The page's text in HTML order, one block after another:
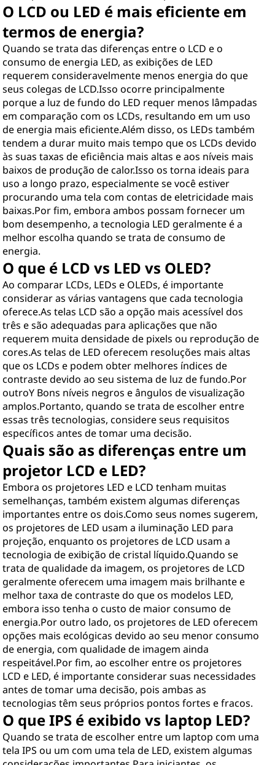
O LCD ou LED é mais eficiente em
termos de energia?
Quando se trata das diferenças entre o LCD e o
consumo de energia LED, as exibições de LED
requerem consideravelmente menos energia do que
seus colegas de LCD.Isso ocorre principalmente
porque a luz de fundo do LED requer menos lâmpadas
em comparação com os LCDs, resultando em um uso
de energia mais eficiente.Além disso, os LEDs também
tendem a durar muito mais tempo que os LCDs devido
às suas taxas de eficiência mais altas e aos níveis mais
baixos de produção de calor.Isso os torna ideais para
uso a longo prazo, especialmente se você estiver
procurando uma tela com contas de eletricidade mais
baixas.Por fim, embora ambos possam fornecer um
bom desempenho, a tecnologia LED geralmente é a
melhor escolha quando se trata de consumo de
energia.
O que é LCD vs LED vs OLED?
Ao comparar LCDs, LEDs e OLEDs, é importante
considerar as várias vantagens que cada tecnologia
oferece.As telas LCD são a opção mais acessível dos
três e são adequadas para aplicações que não
requerem muita densidade de pixels ou reprodução de
cores.As telas de LED oferecem resoluções mais altas
que os LCDs e podem obter melhores índices de
contraste devido ao seu sistema de luz de fundo.Por
outroY Bons níveis negros e ângulos de visualização
amplos.Portanto, quando se trata de escolher entre
essas três tecnologias, considere seus requisitos
específicos antes de tomar uma decisão.
Quais são as diferenças entre um
projetor LCD e LED?
Embora os projetores LED e LCD tenham muitas
semelhanças, também existem algumas diferenças
importantes entre os dois.Como seus nomes sugerem,
os projetores de LED usam a iluminação LED para
projeção, enquanto os projetores de LCD usam a
tecnologia de exibição de cristal líquido.Quando se
trata de qualidade da imagem, os projetores de LCD
geralmente oferecem uma imagem mais brilhante e
melhor taxa de contraste do que os modelos LED,
embora isso tenha o custo de maior consumo de
energia.Por outro lado, os projetores de LED oferecem
opções mais ecológicas devido ao seu menor consumo
de energia, com qualidade de imagem ainda
respeitável.Por fim, ao escolher entre os projetores
LCD e LED, é importante considerar suas necessidades
antes de tomar uma decisão, pois ambas as
tecnologias têm seus próprios pontos fortes e fracos.
O que IPS é exibido vs laptop LED?
Quando se trata de escolher entre um laptop com uma
tela IPS ou um com uma tela de LED, existem algumas